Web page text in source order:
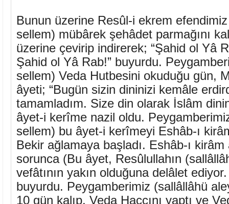
Bunun üzerine Resûl-i ekrem
sellem) mübârek şehâdet parmağını
üzerine çevirip indirerek; “Şahid ol Yâ
Şahid ol Yâ Rab!” buyurdu.
sellem) Veda Hutbesini okuduğu gün,
âyeti; “Bugün sizin dininizi kemâle
tamamladım. Size din olarak İslâm
âyet-i kerîme nazil oldu.
sellem) bu âyet-i kerîmeyi Eshâb-ı
Bekir ağlamaya başladı. Eshâb-ı kirâm
sorunca (Bu âyet, Resûlullahın
vefâtının yakın olduğuna delâlet
buyurdu. Peygamberimiz (sallâllâhü
10 gün kalıp, Veda Haccını yaptı ve